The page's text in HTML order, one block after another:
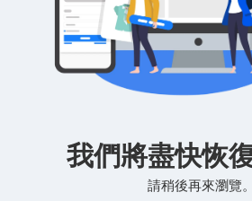
我們將盡快恢復
請稍後再來瀏覽。